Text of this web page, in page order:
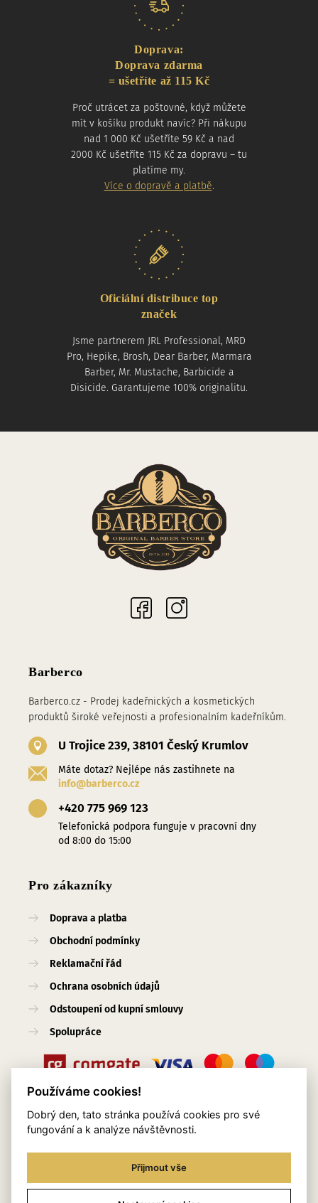
Doprava:
Doprava zdarma
= ušetříte až 115 Kč
Proč utrácet za poštovné, když můžete
mít v košíku produkt navíc? Při nákupu
nad 1 000 Kč ušetříte 59 Kč a nad
2000 Kč ušetříte 115 Kč za dopravu – tu
platíme my.
Více o dopravě a platbě.
Oficiální distribuce top
značek
Jsme partnerem JRL Professional, MRD
Pro, Hepike, Brosh, Dear Barber, Marmara
Barber, Mr. Mustache, Barbicide a
Disicide. Garantujeme 100% originalitu.
Barberco
Barberco.cz - Prodej kadeřnických a kosmetických
produktů široké veřejnosti a profesionalním kadeřníkům.
U Trojice 239, 38101 Český Krumlov
Máte dotaz? Nejlépe nás zastihnete na
info@barberco.cz
+420 775 969 123
Telefonická podpora funguje v pracovní dny
od 8:00 do 15:00
Pro zákazníky
Doprava a platba
Obchodní podmínky
Reklamační řád
Ochrana osobních údajů
Odstoupení od kupní smlouvy
Spolupráce
Užitečné odkazy
O nás
Používáme cookies!
Dobrý den, tato stránka používá cookies pro své
fungování a k analýze návštěvnosti.
Přijmout vše